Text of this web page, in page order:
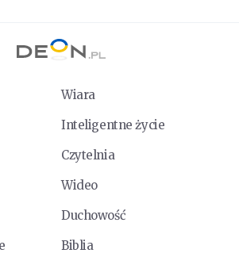
Wiara
Inteligentne życie
Czytelnia
Wideo
Duchowość
Biblia